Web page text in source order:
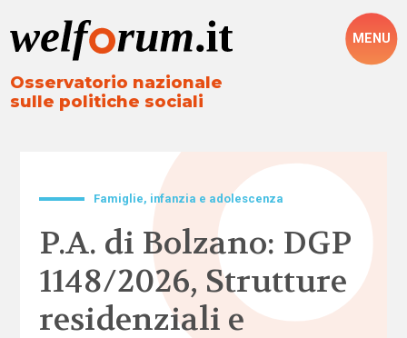
Osservatorio nazionale
sulle politiche sociali
MENU
Famiglie, infanzia e adolescenza
P.A. di Bolzano: DGP
1148/2026, Strutture
residenziali e